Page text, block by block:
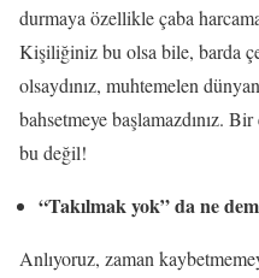
durmaya özellikle çaba
Kişiliğiniz bu olsa bile, barda
olsaydınız, muhtemelen
bahsetmeye başlamazdınız.
bu değil!
“Takılmak yok” da ne
Anlıyoruz, zaman